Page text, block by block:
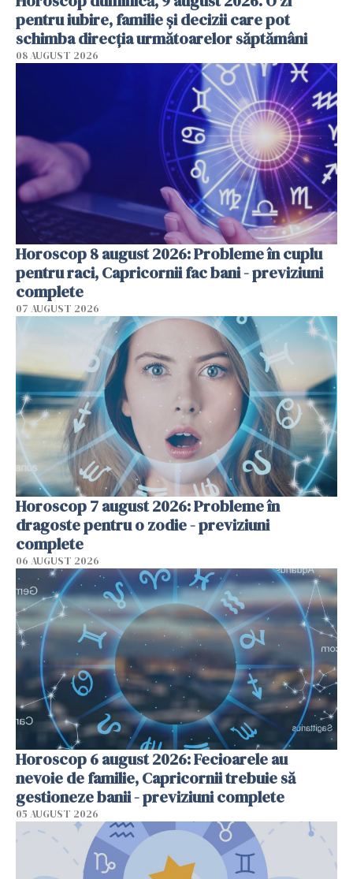
pentru iubire, familie și decizii care pot
schimba direcția următoarelor săptămâni
08 AUGUST 2026
Horoscop 8 august 2026: Probleme în cuplu
pentru raci, Capricornii fac bani - previziuni
complete
07 AUGUST 2026
Horoscop 7 august 2026: Probleme în
dragoste pentru o zodie - previziuni
complete
06 AUGUST 2026
Horoscop 6 august 2026: Fecioarele au
nevoie de familie, Capricornii trebuie să
gestioneze banii - previziuni complete
05 AUGUST 2026